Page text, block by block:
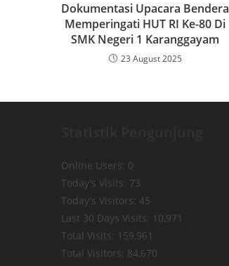
Dokumentasi Upacara Bendera
Memperingati HUT RI Ke-80 Di
SMK Negeri 1 Karanggayam
23 August 2025
Online Users: 0
Today's Visits: 73
Today's Visitors: 45
Last 30 Days Visits: 10,971
Total Visits: 159,961
Total Visitors: 84,670